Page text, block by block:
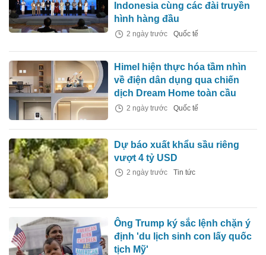
Indonesia cùng các đài truyền
hình hàng đầu
2 ngày trước Quốc tế
Himel hiện thực hóa tầm nhìn
về điện dân dụng qua chiến
dịch Dream Home toàn cầu
2 ngày trước Quốc tế
Dự báo xuất khẩu sầu riêng
vượt 4 tỷ USD
2 ngày trước Tin tức
Ông Trump ký sắc lệnh chặn ý
định 'du lịch sinh con lấy quốc
tịch Mỹ'